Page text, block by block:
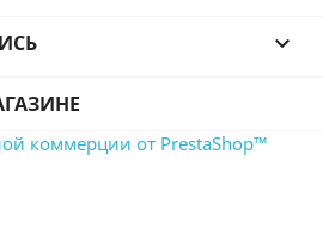

коммерции от PrestaShop™